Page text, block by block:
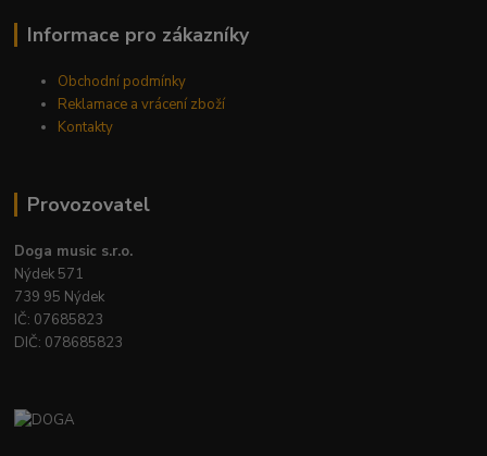
Informace pro zákazníky
Obchodní podmínky
Reklamace a vrácení zboží
Kontakty
Provozovatel
Doga music s.r.o.
Nýdek 571
739 95 Nýdek
IČ: 07685823
DIČ: 078685823